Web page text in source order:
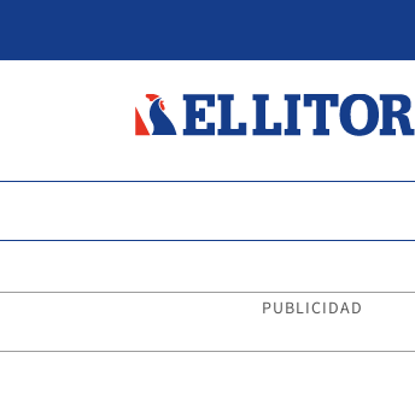
PUBLICIDAD